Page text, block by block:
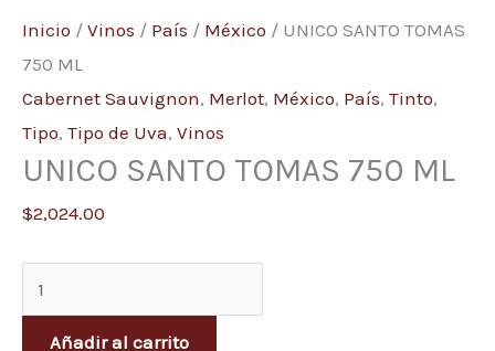
Inicio / Vinos / País / México / UNICO SANTO TOMAS
750 ML
Cabernet Sauvignon, Merlot, México, País, Tinto,
Tipo, Tipo de Uva, Vinos
UNICO SANTO TOMAS 750 ML
$2,024.00
SANTO
TOMAS
750
ML
cantidad
Añadir al carrito